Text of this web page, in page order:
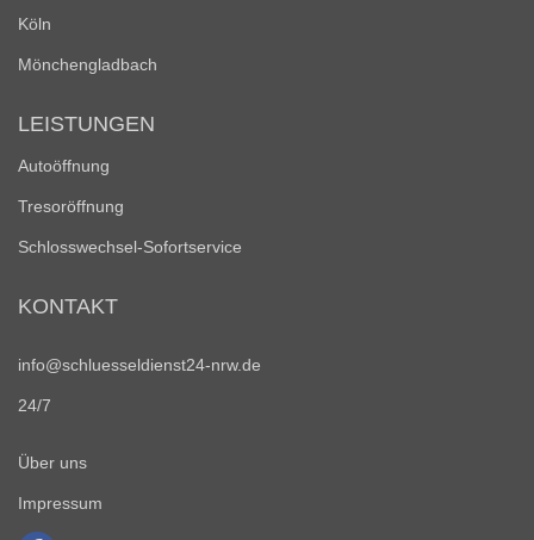
Köln
Mönchengladbach
LEISTUNGEN
Autoöffnung
Tresoröffnung
Schlosswechsel-Sofortservice
KONTAKT
info@schluesseldienst24-nrw.de
24/7
Über uns
Impressum